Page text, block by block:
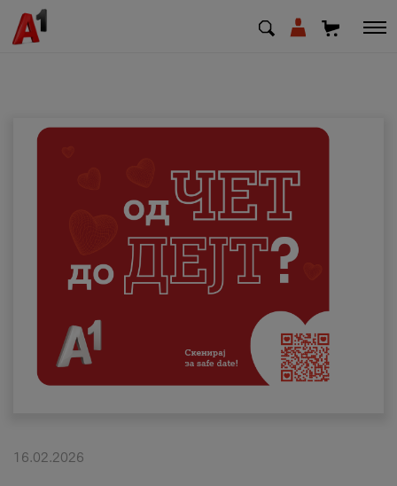
Деловни
Поддршка
Надополни кредит
Плати сметка
#ПодобарОнлајн
16.02.2026